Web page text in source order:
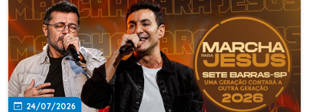
24/07/2026